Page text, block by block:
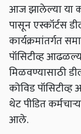
आज झालेल्या या
पासून एस्कॉर्टस
कार्यक्रमांतर्गत
पॉसिटीव्ह
मिळवण्यासाठी
कोविड
थेट पीडित
आले.